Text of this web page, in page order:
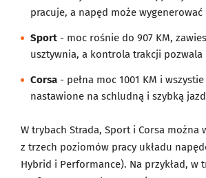
pracuje, a napęd może wygenerować
Sport - moc rośnie do 907 KM,
usztywnia, a kontrola trakcji pozwala
Corsa - pełna moc 1001 KM i
nastawione na schludną i szybką
W trybach Strada, Sport i Corsa można
z trzech poziomów pracy układu
Hybrid i Performance). Na przykład, w